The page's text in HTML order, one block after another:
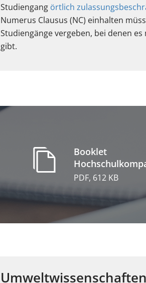
Studiengang örtlich
Numerus Clausus (NC) einhalten
Studiengänge vergeben, bei denen
gibt.
Booklet
PDF, 612 KB